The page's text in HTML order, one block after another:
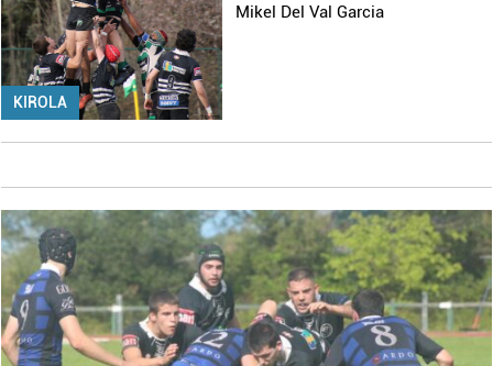
KIROLA
Mikel Del Val Garcia